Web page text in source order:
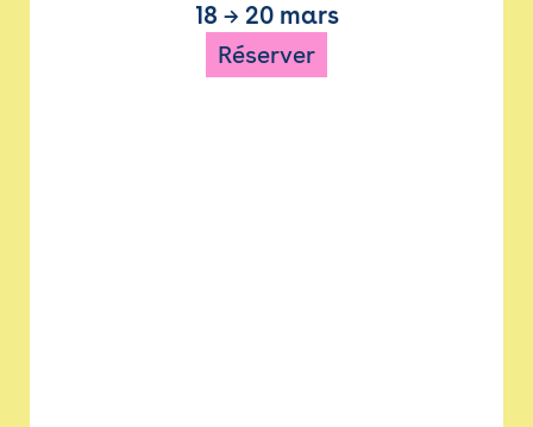
18 → 20 mars
Réserver